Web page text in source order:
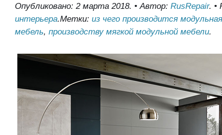
Опубликовано: 2 марта 2018. •Автор: RusRepair. •
интерьера.Метки: из чего производится
мебель, производству мягкой модульной мебели.